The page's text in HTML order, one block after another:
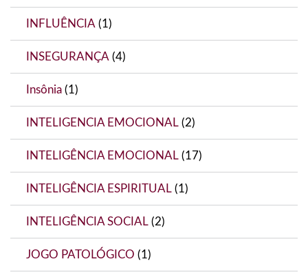
INFLUÊNCIA (1)
INSEGURANÇA (4)
Insônia (1)
INTELIGENCIA EMOCIONAL (2)
INTELIGÊNCIA EMOCIONAL (17)
INTELIGÊNCIA ESPIRITUAL (1)
INTELIGÊNCIA SOCIAL (2)
JOGO PATOLÓGICO (1)